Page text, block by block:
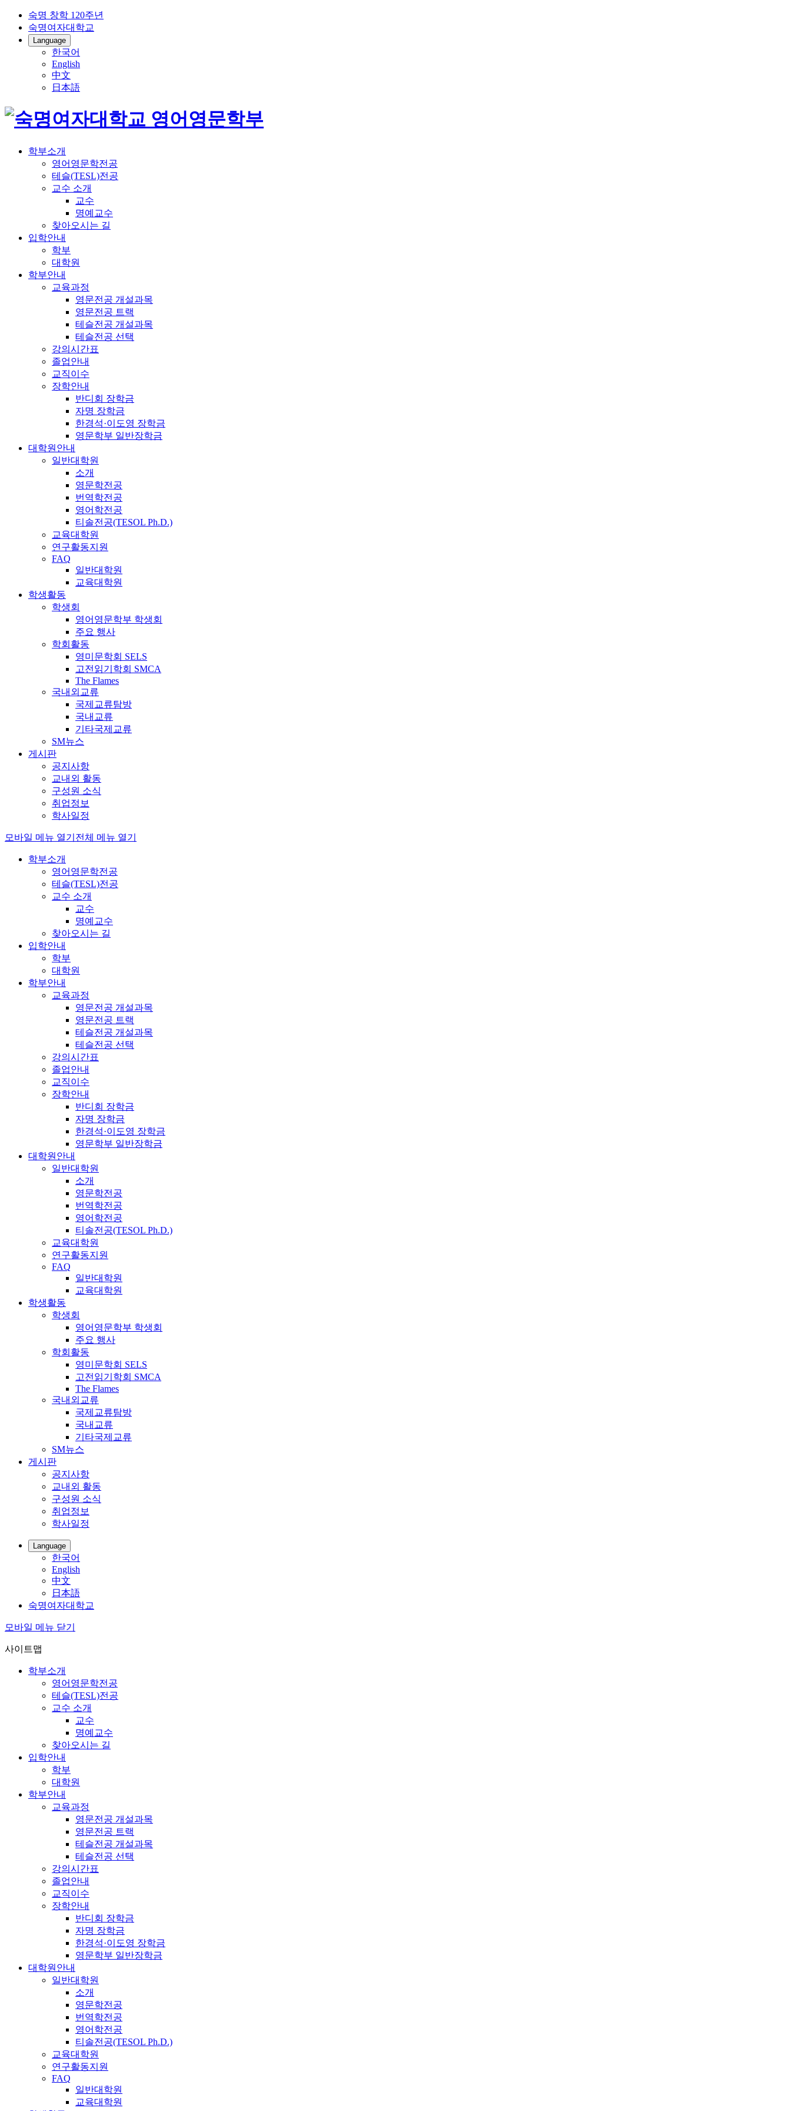
숙명 창학 120주년
숙명여자대학교
Language
한국어
English
中文
日本語
학부소개
영어영문학전공
테슬(TESL)전공
교수 소개
교수
명예교수
찾아오시는 길
입학안내
학부
대학원
학부안내
교육과정
영문전공 개설과목
영문전공 트랙
테슬전공 개설과목
테슬전공 선택
강의시간표
졸업안내
교직이수
장학안내
반디회 장학금
자명 장학금
한경석·이도영 장학금
영문학부 일반장학금
대학원안내
일반대학원
소개
영문학전공
번역학전공
영어학전공
티솔전공(TESOL Ph.D.)
교육대학원
연구활동지원
FAQ
일반대학원
교육대학원
학생활동
학생회
영어영문학부 학생회
주요 행사
학회활동
영미문학회 SELS
고전읽기학회 SMCA
The Flames
국내외교류
국제교류탐방
국내교류
기타국제교류
SM뉴스
게시판
공지사항
교내외 활동
구성원 소식
취업정보
학사일정
모바일 메뉴 열기 전체 메뉴 열기
학부소개
영어영문학전공
테슬(TESL)전공
교수 소개
교수
명예교수
찾아오시는 길
입학안내
학부
대학원
학부안내
교육과정
영문전공 개설과목
영문전공 트랙
테슬전공 개설과목
테슬전공 선택
강의시간표
졸업안내
교직이수
장학안내
반디회 장학금
자명 장학금
한경석·이도영 장학금
영문학부 일반장학금
대학원안내
일반대학원
소개
영문학전공
번역학전공
영어학전공
티솔전공(TESOL Ph.D.)
교육대학원
연구활동지원
FAQ
일반대학원
교육대학원
학생활동
학생회
영어영문학부 학생회
주요 행사
학회활동
영미문학회 SELS
고전읽기학회 SMCA
The Flames
국내외교류
국제교류탐방
국내교류
기타국제교류
SM뉴스
게시판
공지사항
교내외 활동
구성원 소식
취업정보
학사일정
Language
한국어
English
中文
日本語
숙명여자대학교
모바일 메뉴 닫기
사이트맵
학부소개
영어영문학전공
테슬(TESL)전공
교수 소개
교수
명예교수
찾아오시는 길
입학안내
학부
대학원
학부안내
교육과정
영문전공 개설과목
영문전공 트랙
테슬전공 개설과목
테슬전공 선택
강의시간표
졸업안내
교직이수
장학안내
반디회 장학금
자명 장학금
한경석·이도영 장학금
영문학부 일반장학금
대학원안내
일반대학원
소개
영문학전공
번역학전공
영어학전공
티솔전공(TESOL Ph.D.)
교육대학원
연구활동지원
FAQ
일반대학원
교육대학원